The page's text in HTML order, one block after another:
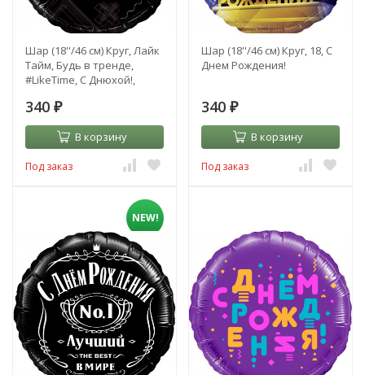
Шар (18''/46 см) Круг, Лайк
Тайм, Будь в тренде,
#LikeTime, С Днюхой!,
340 ₽
В корзину
Под заказ
Шар (18''/46 см) Круг, 18, С
Днем Рождения!
340 ₽
В корзину
Под заказ
NEW!